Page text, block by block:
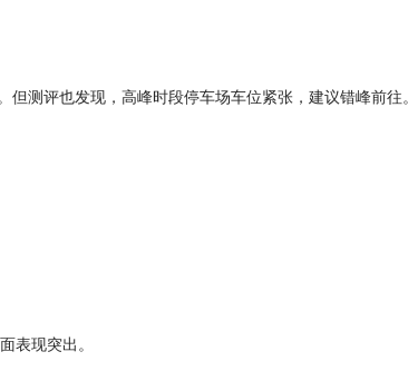
测评也发现，高峰时段停车场车位紧张，建议错峰前往。
表现突出。